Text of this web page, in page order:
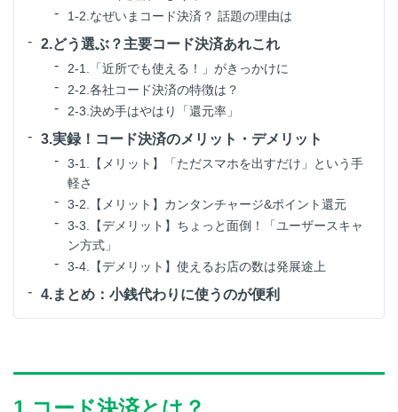
1-2.なぜいまコード決済？ 話題の理由は
2.どう選ぶ？主要コード決済あれこれ
2-1.「近所でも使える！」がきっかけに
2-2.各社コード決済の特徴は？
2-3.決め手はやはり「還元率」
3.実録！コード決済のメリット・デメリット
3-1.【メリット】「ただスマホを出すだけ」という手
軽さ
3-2.【メリット】カンタンチャージ&ポイント還元
3-3.【デメリット】ちょっと面倒！「ユーザースキャ
ン方式」
3-4.【デメリット】使えるお店の数は発展途上
4.まとめ：小銭代わりに使うのが便利